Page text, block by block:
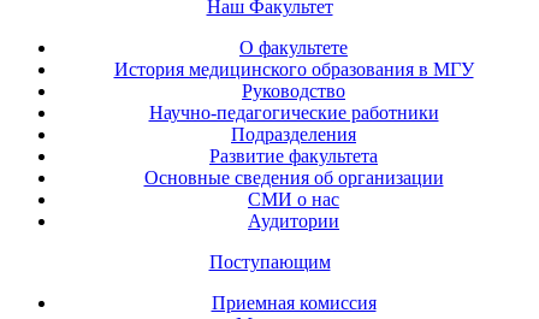
Наш Факультет
О факультете
История медицинского образования в МГУ
Руководство
Научно-педагогические работники
Подразделения
Развитие факультета
Основные сведения об организации
СМИ о нас
Аудитории
Поступающим
Приемная комиссия